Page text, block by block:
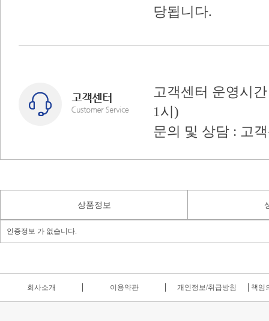
당됩니다.
고객센터 운영시
1시)
문의 및 상담 : 고
상품정보
인증정보 가 없습니다.
회사소개 이용약관 개인정보/취급방침 책임